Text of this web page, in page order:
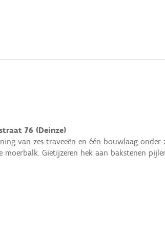
76 (Deinze)
van zes traveeën en één bouwlaag
moerbalk. Gietijzeren hek aan bakstenen